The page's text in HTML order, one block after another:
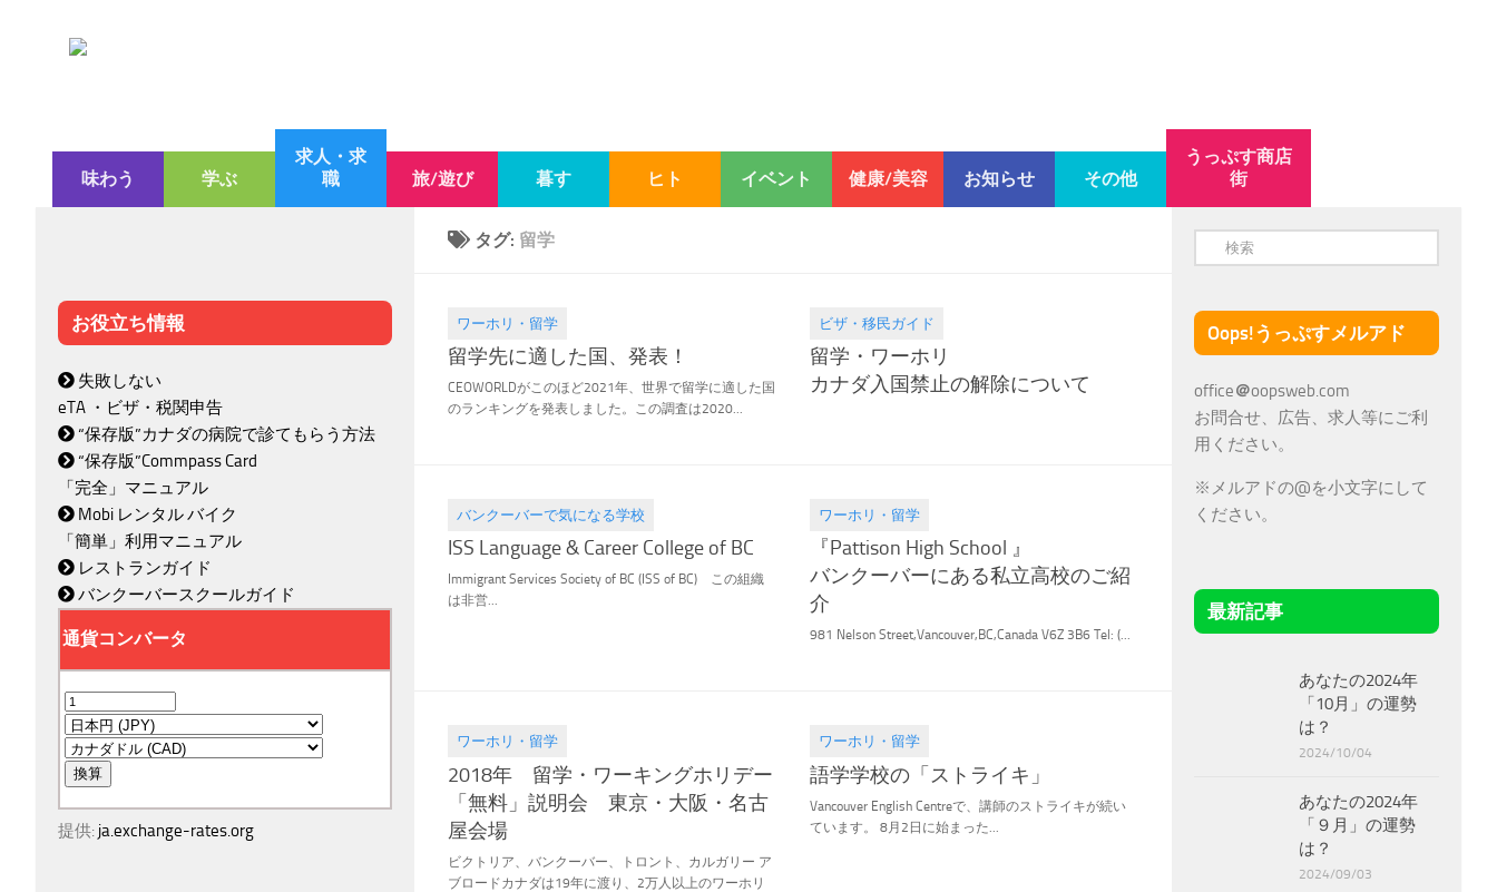
味わう 学ぶ
求人・求
職
旅/遊び 暮す ヒト イベント 健康/美容 お知らせ その他
うっぷす商店
街
タグ: 留学
ワーホリ・留学
2021.02.11
留学先に適した国、発表！
CEOWORLDがこのほど2021年、世界で留学に適した国
のランキングを発表しました。この調査は2020...
ビザ・移民ガイド
2020.03.27
留学・ワーホリ
カナダ入国禁止の解除について
バンクーバーで気になる学校
2020.02.02
ISS Language & Career College of BC
Immigrant Services Society of BC (ISS of BC) この組織
は非営...
ワーホリ・留学
2019.12.05
『Pattison High School 』
バンクーバーにある私立高校のご紹
介
981 Nelson Street,Vancouver,BC,Canada V6Z 3B6 Tel: (...
ワーホリ・留学
2018.03.14
2018年 留学・ワーキングホリデー
「無料」説明会 東京・大阪・名古
屋会場
ビクトリア、バンクーバー、トロント、カルガリー ア
ブロードカナダは19年に渡り、2万人以上のワーホリ
ワーホリ・留学
2016.08.23
語学学校の「ストライキ」
Vancouver English Centreで、講師のストライキが続い
ています。 8月2日に始まった...
お役立ち情報
失敗しない
eTA ・ビザ・税関申告
“保存版”カナダの病院で診てもらう方法
“保存版”Commpass Card
「完全」マニュアル
Mobi レンタル バイク
「簡単」利用マニュアル
レストランガイド
バンクーバースクールガイド
提供: ja.exchange-rates.org
Oops!うっぷすメルアド
office＠oopsweb.com
お問合せ、広告、求人等にご利
用ください。
※メルアドの@を小文字にして
ください。
最新記事
あなたの2024年
「10月」の運勢
は？
2024/10/04
あなたの2024年
「９月」の運勢
は？
2024/09/03